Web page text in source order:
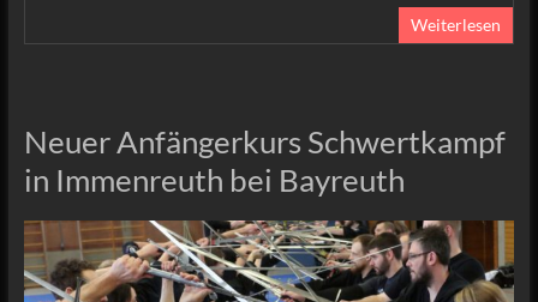
Weiterlesen
Neuer Anfängerkurs Schwertkampf
in Immenreuth bei Bayreuth